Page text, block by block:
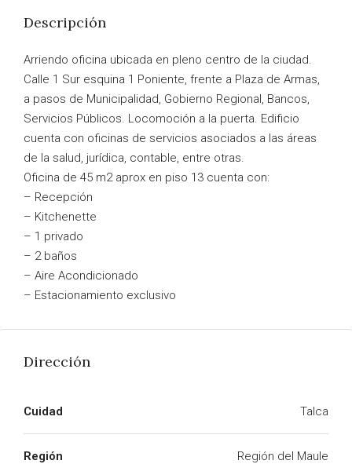
Descripción
Arriendo oficina ubicada en pleno centro de la ciudad.
Calle 1 Sur esquina 1 Poniente, frente a Plaza de Armas,
a pasos de Municipalidad, Gobierno Regional, Bancos,
Servicios Públicos. Locomoción a la puerta. Edificio
cuenta con oficinas de servicios asociados a las áreas
de la salud, jurídica, contable, entre otras.
Oficina de 45 m2 aprox en piso 13 cuenta con:
– Recepción
– Kitchenette
– 1 privado
– 2 baños
– Aire Acondicionado
– Estacionamiento exclusivo
Dirección
Cuidad Talca
Región Región del Maule